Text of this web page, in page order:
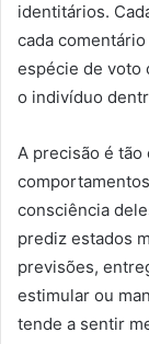
identitários.
cada
espécie de voto
o indivíduo
A precisão é
consciência
prediz estados
previsões,
estimular ou
tende a sentir